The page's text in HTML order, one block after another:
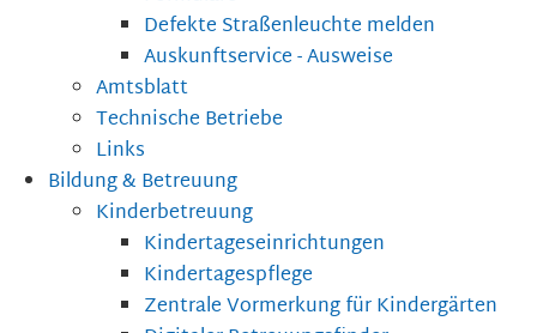
Defekte Straßenleuchte melden
Auskunftservice - Ausweise
Amtsblatt
Technische Betriebe
Links
Bildung & Betreuung
Kinderbetreuung
Kindertageseinrichtungen
Kindertagespflege
Zentrale Vormerkung für Kindergärten